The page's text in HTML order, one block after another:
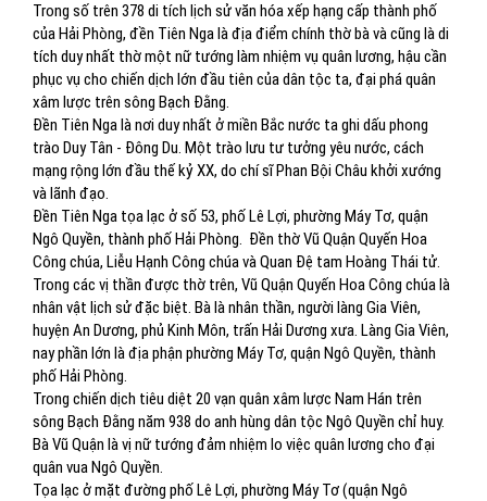
Trong số trên 378 di tích lịch sử văn hóa xếp hạng cấp thành phố
của Hải Phòng, đền Tiên Nga là địa điểm chính thờ bà và cũng là di
tích duy nhất thờ một nữ tướng làm nhiệm vụ quân lương, hậu cần
phục vụ cho chiến dịch lớn đầu tiên của dân tộc ta, đại phá quân
xâm lược trên sông Bạch Đằng.
Đền Tiên Nga là nơi duy nhất ở miền Bắc nước ta ghi dấu phong
trào Duy Tân - Đông Du. Một trào lưu tư tưởng yêu nước, cách
mạng rộng lớn đầu thế kỷ XX, do chí sĩ Phan Bội Châu khởi xướng
và lãnh đạo.
Đền Tiên Nga tọa lạc ở số 53, phố Lê Lợi, phường Máy Tơ, quận
Ngô Quyền, thành phố Hải Phòng. Đền thờ Vũ Quận Quyến Hoa
Công chúa, Liễu Hạnh Công chúa và Quan Đệ tam Hoàng Thái tử.
Trong các vị thần được thờ trên, Vũ Quận Quyến Hoa Công chúa là
nhân vật lịch sử đặc biệt. Bà là nhân thần, người làng Gia Viên,
huyện An Dương, phủ Kinh Môn, trấn Hải Dương xưa. Làng Gia Viên,
nay phần lớn là địa phận phường Máy Tơ, quận Ngô Quyền, thành
phố Hải Phòng.
Trong chiến dịch tiêu diệt 20 vạn quân xâm lược Nam Hán trên
sông Bạch Đằng năm 938 do anh hùng dân tộc Ngô Quyền chỉ huy.
Bà Vũ Quận là vị nữ tướng đảm nhiệm lo việc quân lương cho đại
quân vua Ngô Quyền.
Tọa lạc ở mặt đường phố Lê Lợi, phường Máy Tơ (quận Ngô